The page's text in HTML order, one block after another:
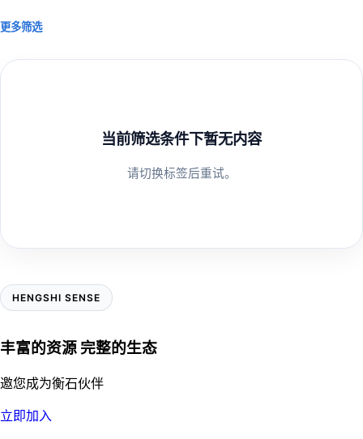
更多筛选
当前筛选条件下暂无内容
请切换标签后重试。
HENGSHI SENSE
丰富的资源 完整的生态
邀您成为衡石伙伴
立即加入